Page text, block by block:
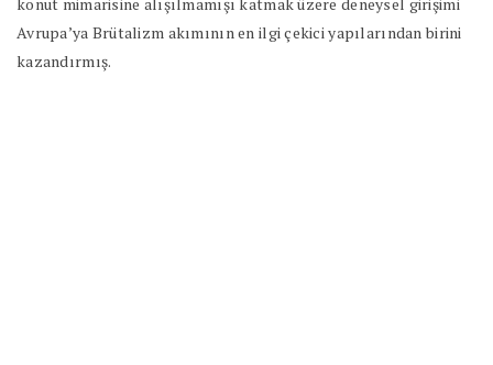
konut mimarisine alışılmamışı katmak üzere deneysel girişimi
Avrupa’ya Brütalizm akımının en ilgi çekici yapılarından birini
kazandırmış.